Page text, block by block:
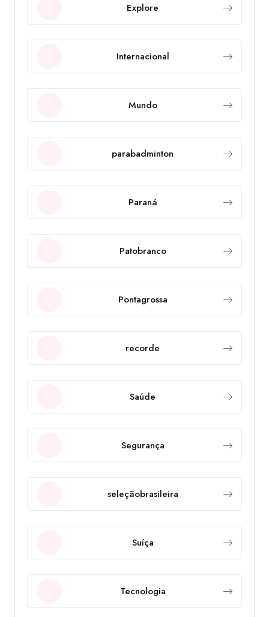
Explore
Internacional
Mundo
parabadminton
Paraná
Patobranco
Pontagrossa
recorde
Saúde
Segurança
seleçãobrasileira
Suíça
Tecnologia